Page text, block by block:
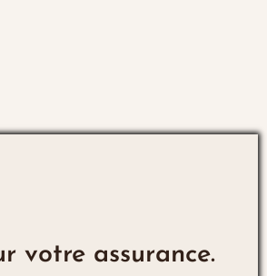
votre assurance.